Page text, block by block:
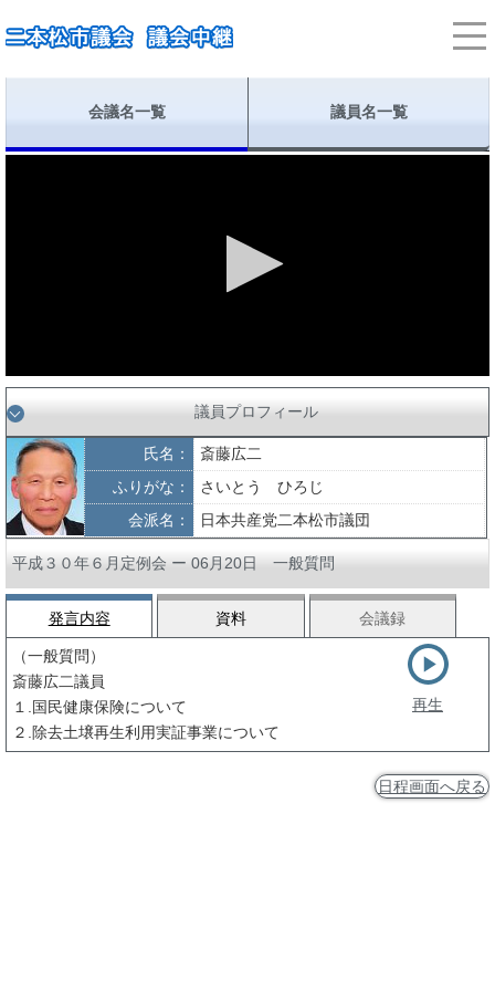
会議名一覧 議員名一覧
議員プロフィール
氏名：
斎藤広二
ふりがな：
さいとう ひろじ
会派名：
日本共産党二本松市議団
平成３０年６月定例会 ー 06月20日 一般質問
発言内容 資料 会議録
（一般質問）
斎藤広二議員
１.国民健康保険について
２.除去土壌再生利用実証事業について
再生
日程画面へ戻る